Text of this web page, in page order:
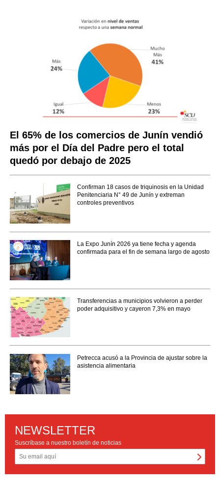
El 65% de los comercios de Junín vendió
más por el Día del Padre pero el total
quedó por debajo de 2025
Confirman 18 casos de triquinosis en la Unidad
Penitenciaria N° 49 de Junín y extreman
controles preventivos
La Expo Junín 2026 ya tiene fecha y agenda
confirmada para el fin de semana largo de agosto
Transferencias a municipios volvieron a perder
poder adquisitivo y cayeron 7,3% en mayo
Petrecca acusó a la Provincia de ajustar sobre la
asistencia alimentaria
NEWSLETTER
Suscríbase a nuestro boletín de noticias